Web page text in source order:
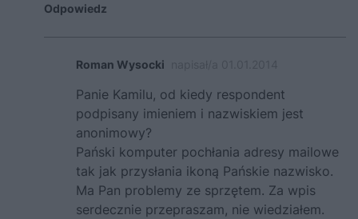
Odpowiedz
Roman Wysocki
Panie Kamilu, od kiedy respondent
podpisany imieniem i nazwiskiem jest
anonimowy?
Pański komputer pochłania adresy mailowe
tak jak przysłania ikoną Pańskie nazwisko.
Ma Pan problemy ze sprzętem. Za wpis
serdecznie przepraszam, nie wiedziałem.